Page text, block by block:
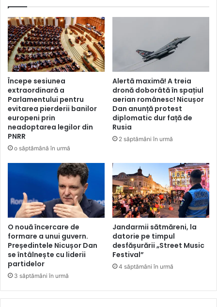
Începe sesiunea
extraordinară a
Parlamentului pentru
evitarea pierderii banilor
europeni prin
neadoptarea legilor din
PNRR
o săptămână în urmă
Alertă maximă! A treia
dronă doborâtă în spațiul
aerian românesc! Nicușor
Dan anunță protest
diplomatic dur față de
Rusia
2 săptămâni în urmă
O nouă încercare de
formare a unui guvern.
Președintele Nicușor Dan
se întâlnește cu liderii
partidelor
3 săptămâni în urmă
Jandarmii sătmăreni, la
datorie pe timpul
desfășurării „Street Music
Festival”
4 săptămâni în urmă